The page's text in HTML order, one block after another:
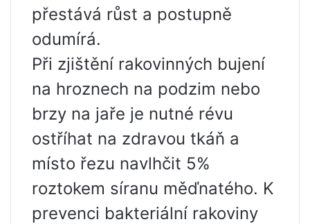
přestává růst a postupně
odumírá.
Při zjištění rakovinných bujení
na hroznech na podzim nebo
brzy na jaře je nutné révu
ostříhat na zdravou tkáň a
místo řezu navlhčit 5%
roztokem síranu měďnatého. K
prevenci bakteriální rakoviny